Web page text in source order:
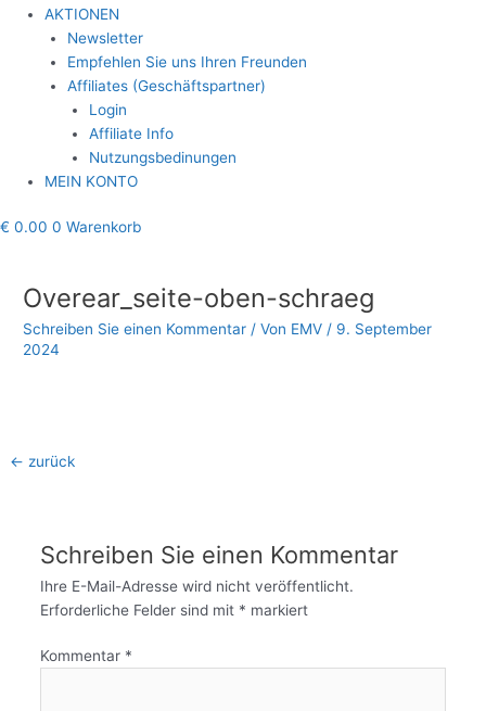
AKTIONEN
Newsletter
Empfehlen Sie uns Ihren Freunden
Affiliates (Geschäftspartner)
Login
Affiliate Info
Nutzungsbedinungen
MEIN KONTO
€ 0.00 0 Warenkorb
Overear_seite-oben-schraeg
Schreiben Sie einen Kommentar / Von EMV / 9. September
2024
← zurück
Schreiben Sie einen Kommentar
Ihre E-Mail-Adresse wird nicht veröffentlicht.
Erforderliche Felder sind mit * markiert
Kommentar *